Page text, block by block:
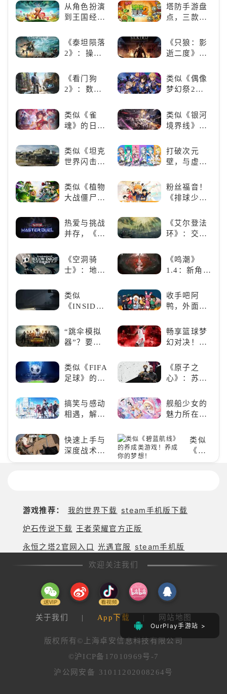
OurPlay手游站 >
荐！快来养
赛博宠物
胞》横向对
比，不知道
从角色扮演
到王国经
游为何能俘
获玩家心？
塔防手游盘
点，三款不
防佳作
《泰坦陨落
2》：操控
未来战场；
跑酷突袭，
《只狼：影
逝二度》：
魄的忍者之
旅
《看门狗
2》：数字
狂欢
类似《偶像
梦幻祭2》
游推荐：完
美还原偶像
魅力，共同
像团
类似《雀
魂》的日系
好看的ACG
看板娘们等
类似《银河
境界线》的
类手游推
荐：极致策
类似《坦克
世界闪击
（WOTB）
的军事类游
爱的装备出
发吧！
打破次元
壁，与虚拟
写音符物语
类似《植物
大战僵尸》
游戏，休闲
娱乐尽在手
粉丝福音！
《排球少
HIGH!!》手
游还原经典
热爱与挑战
并存，《游
决斗》，牌
佬都爱玩的
《艾尔登法
环》：交界
奇与魂系新
巅峰
《空洞骑
士》：地下
探索与极致
冒险
《鸣潮》
1.4：新角
情，全新冒
险体验！
类似
《INSIDE》
戏！快动起
你的小脑筋
收手吧阿
鸭，外面全
“跳伞模拟
器”？要
“刚”？
畅享篮球梦
幻对决！
2K24梦幻球
队》类似游
类似《FIFA
足球》的足
荐！快来赢
得世界冠军
《原子之
心》：苏联
游戏盛宴与
瑕疵
搞笑与感动
相遇，解锁
的魅力
舰船少女的
魅力所在：
线》
快速上手与
深度战术兼
备，《彩虹
类似
《碧
蓝航
游戏推荐： 我的世界下载 steam手机版下载
炉石传说下载 王者荣耀官方正版
永恒之塔2官网入口 光遇官服
steam手机版
欢迎关注我们
关于我们 | App下载 | 网站地图
版权所有©上海卓安信息科技有限公司
©沪ICP备17010969号-7
沪公网安备 31011202008264号